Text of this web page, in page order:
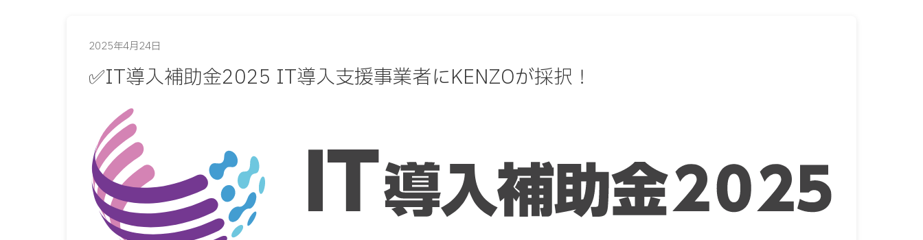
2025年4月24日
✅IT導入補助金2025 IT導入支援事業者にKENZOが採択！